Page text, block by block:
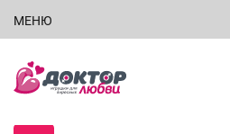
МЕНЮ